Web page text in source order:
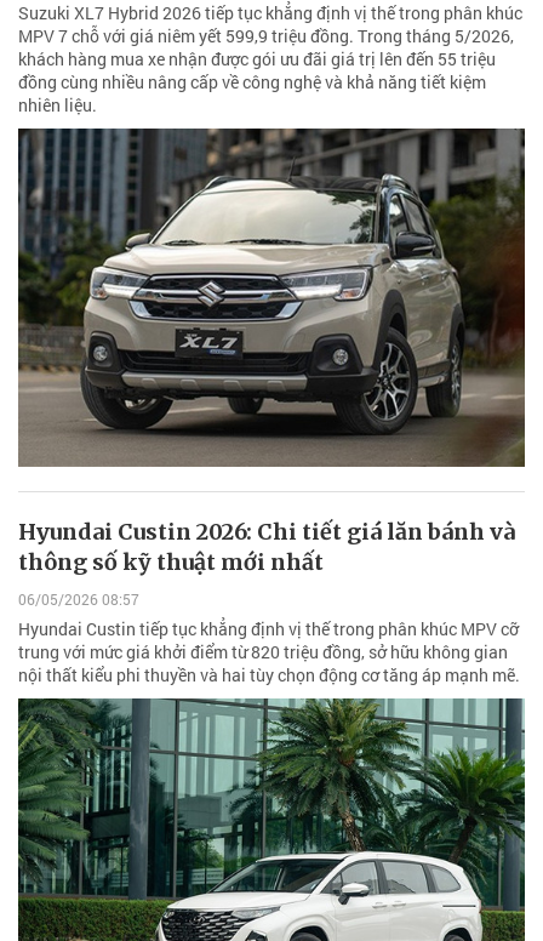
Suzuki XL7 Hybrid 2026 tiếp tục khẳng định vị thế trong phân khúc
MPV 7 chỗ với giá niêm yết 599,9 triệu đồng. Trong tháng 5/2026,
khách hàng mua xe nhận được gói ưu đãi giá trị lên đến 55 triệu
đồng cùng nhiều nâng cấp về công nghệ và khả năng tiết kiệm
nhiên liệu.
Hyundai Custin 2026: Chi tiết giá lăn bánh và
thông số kỹ thuật mới nhất
06/05/2026 08:57
Hyundai Custin tiếp tục khẳng định vị thế trong phân khúc MPV cỡ
trung với mức giá khởi điểm từ 820 triệu đồng, sở hữu không gian
nội thất kiểu phi thuyền và hai tùy chọn động cơ tăng áp mạnh mẽ.